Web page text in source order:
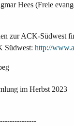
Hees (Freie
zur ACK-Südwest
Südwest: http://
im Herbst 2023